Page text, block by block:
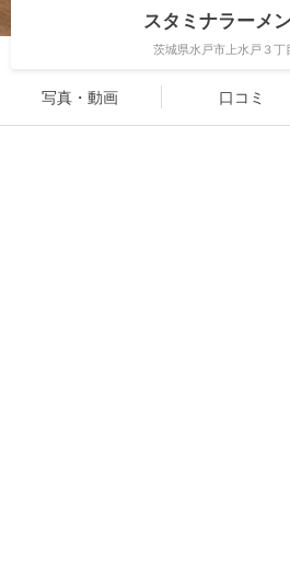
スタミナラーメ
茨城県水戸市上水戸３丁
写真・動画 口コミ